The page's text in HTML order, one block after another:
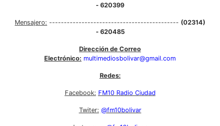
- 620399
Mensajero: -------------------------------------------- (02314)
- 620485
Dirección de Correo
Electrónico: multimediosbolivar@gmail.com
Redes:
Facebook: FM10 Radio Ciudad
Twiter: @fm10bolivar